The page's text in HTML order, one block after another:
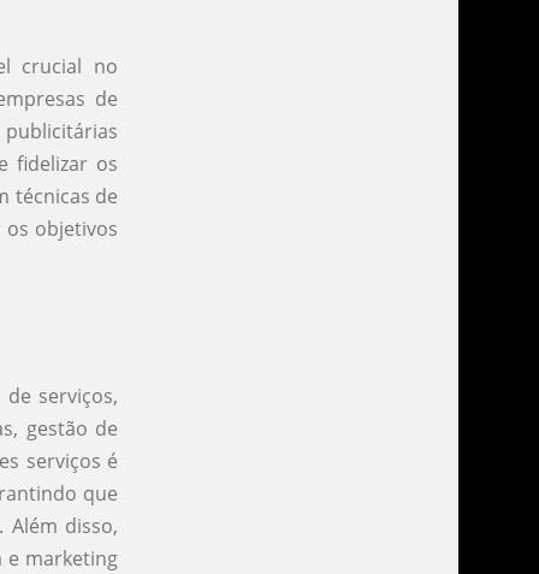
crucial no
de
publicitárias
fidelizar os
técnicas de
objetivos
serviços,
gestão de
serviços é
que
disso,
e marketing